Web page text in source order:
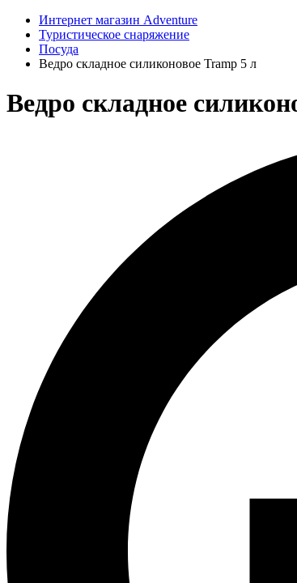
Интернет магазин Adventure
Туристическое снаряжение
Посуда
Ведро складное силиконовое Tramp 5 л
Ведро складное